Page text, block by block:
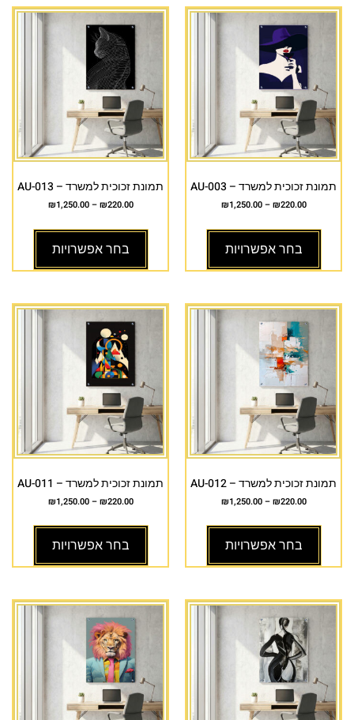
תמונת זכוכית למשרד – AU-003
₪220.00
–
₪1,250.00
בחר אפשרויות
תמונת זכוכית למשרד – AU-013
₪220.00
–
₪1,250.00
בחר אפשרויות
תמונת זכוכית למשרד – AU-012
₪220.00
–
₪1,250.00
בחר אפשרויות
תמונת זכוכית למשרד – AU-011
₪220.00
–
₪1,250.00
בחר אפשרויות